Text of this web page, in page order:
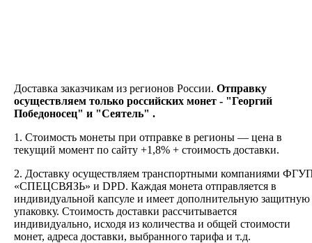
Доставка заказчикам из регионов России. Отправку
осуществляем только российских монет - "Георгий
Победоносец" и "Сеятель" .
1. Стоимость монеты при отправке в регионы — цена в
текущий момент по сайту +1,8% + стоимость доставки.
2. Доставку осуществляем транспортными компаниями
«СПЕЦСВЯЗЬ» и DPD. Каждая монета отправляется в
индивидуальной капсуле и имеет дополнительную защитную
упаковку. Стоимость доставки рассчитывается
индивидуально, исходя из количества и общей стоимости
монет, адреса доставки, выбранного тарифа и т.д.